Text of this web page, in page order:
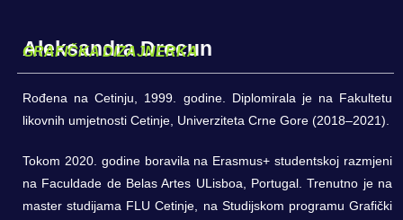
Aleksandra Drecun
GRAFIČKA DIZAJNERKA
Rođena na Cetinju, 1999. godine. Diplomirala je na Fakultetu
likovnih umjetnosti Cetinje, Univerziteta Crne Gore (2018–2021).
Tokom 2020. godine boravila na Erasmus+ studentskoj razmjeni
na Faculdade de Belas Artes ULisboa, Portugal. Trenutno je na
master studijama FLU Cetinje, na Studijskom programu Grafički